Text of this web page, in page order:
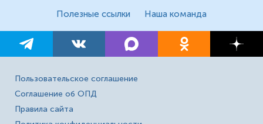
Полезные ссылки Наша команда
Пользовательское соглашение
Соглашение об ОПД
Правила сайта